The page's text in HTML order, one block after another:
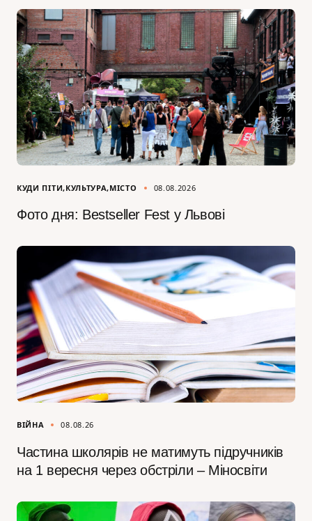
КУДИ ПІТИ КУЛЬТУРА МІСТО 08.08.2026
Фото дня: Bestseller Fest у Львові
ВІЙНА 08.08.26
Частина школярів не матимуть підручників
на 1 вересня через обстріли – Міносвіти